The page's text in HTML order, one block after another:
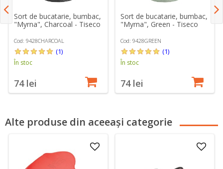
Sort de bucatarie, bumbac,
"Myrna", Charcoal - Tiseco
Cod: 9428CHARCOAL
(1)
În stoc
74 lei
Sort de bucatarie, bumbac,
"Myrna", Green - Tiseco
Cod: 9428GREEN
(1)
În stoc
74 lei
Alte produse din aceeași categorie